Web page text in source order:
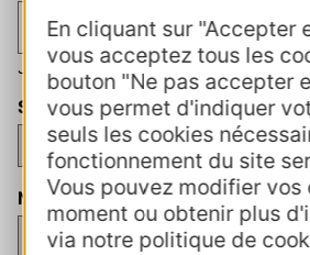
En cliquant sur "Accepter
vous acceptez tous les
bouton "Ne pas accepter
vous permet d'indiquer
seuls les cookies
fonctionnement du site
Vous pouvez modifier vos
moment ou obtenir plus
via notre politique de
Jour Mois
Sexe (Nécessaire)
Niveau de formation (Nécessaire)